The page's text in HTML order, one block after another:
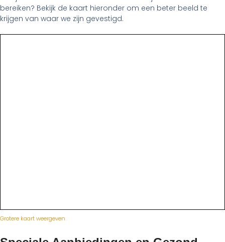
bereiken? Bekijk de kaart hieronder om een beter beeld te
krijgen van waar we zijn gevestigd.
Grotere kaart weergeven